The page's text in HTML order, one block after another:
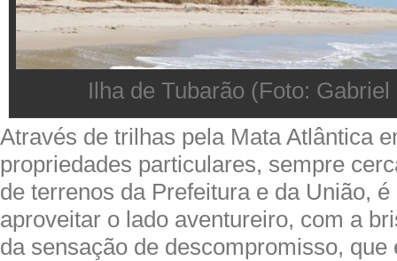
Ilha de Tubarão (Foto:
Através de trilhas pela Mata Atlântica
propriedades particulares, sempre
de terrenos da Prefeitura e da União,
aproveitar o lado aventureiro, com a
da sensação de descompromisso, que